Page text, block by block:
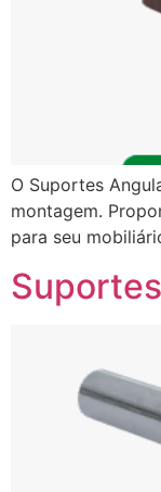
O Suportes
montagem.
para seu
Suportes